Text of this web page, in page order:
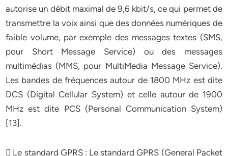
autorise un débit maximal de 9,6 kbit/s, ce qui permet de
transmettre la voix ainsi que des données numériques de
faible volume, par exemple des messages textes (SMS,
pour Short Message Service) ou des messages
multimédias (MMS, pour MultiMedia Message Service).
Les bandes de fréquences autour de 1800 MHz est dite
DCS (Digital Cellular System) et celle autour de 1900
MHz est dite PCS (Personal Communication System)
[13].
 Le standard GPRS : Le standard GPRS (General Packet